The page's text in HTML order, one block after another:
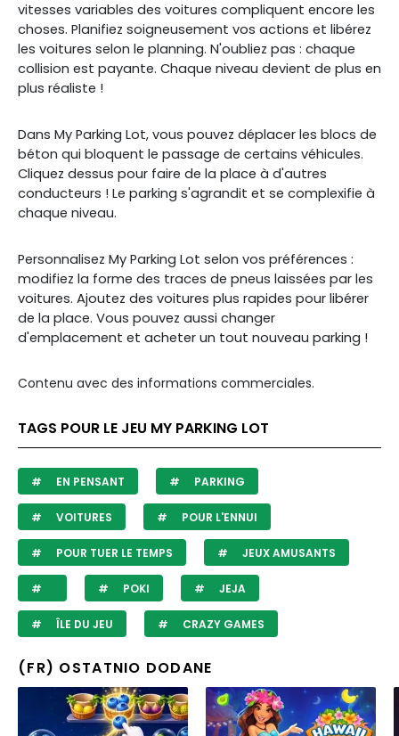
vitesses variables des voitures compliquent encore les
choses. Planifiez soigneusement vos actions et libérez
les voitures selon le planning. N'oubliez pas : chaque
collision est payante. Chaque niveau devient de plus en
plus réaliste !
Dans My Parking Lot, vous pouvez déplacer les blocs de
béton qui bloquent le passage de certains véhicules.
Cliquez dessus pour faire de la place à d'autres
conducteurs ! Le parking s'agrandit et se complexifie à
chaque niveau.
Personnalisez My Parking Lot selon vos préférences :
modifiez la forme des traces de pneus laissées par les
voitures. Ajoutez des voitures plus rapides pour libérer
de la place. Vous pouvez aussi changer
d'emplacement et acheter un tout nouveau parking !
Contenu avec des informations commerciales.
TAGS POUR LE JEU MY PARKING LOT
EN PENSANT PARKING
VOITURES POUR L'ENNUI
POUR TUER LE TEMPS JEUX AMUSANTS
POKI JEJA
ÎLE DU JEU CRAZY GAMES
(FR) OSTATNIO DODANE